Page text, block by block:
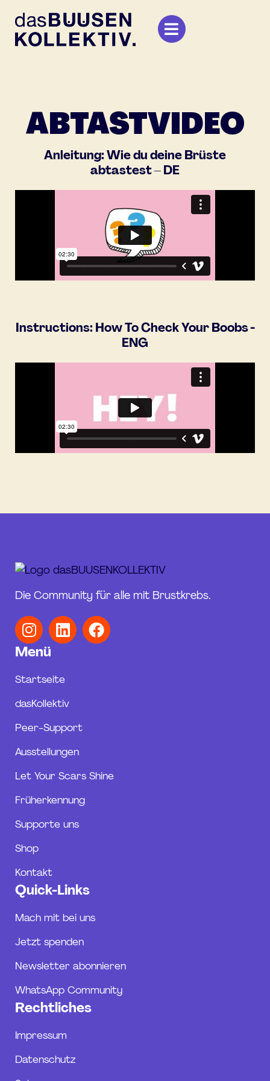
Inhalt
springen
ABTAST­VIDEO
Anleitung: Wie du deine Brüste
abtastest – DE
Instructions: How To Check Your Boobs -
ENG
Die Community für alle mit Brustkrebs.
I
n
s
a
g
a
m
L
i
e
d
n
F
a
Menü
Startseite
dasKollektiv
Peer-Support
Ausstellungen
Let Your Scars Shine
Früherkennung
Supporte uns
Shop
Kontakt
Quick-Links
Mach mit bei uns
Jetzt spenden
Newsletter abonnieren
WhatsApp Community
Rechtliches
Impressum
Datenschutz